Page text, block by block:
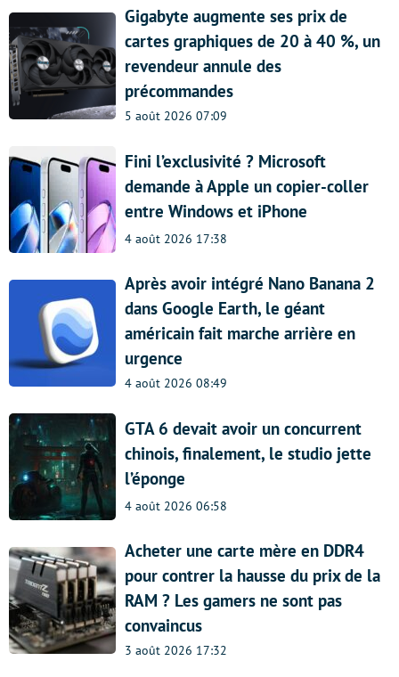
Gigabyte augmente ses prix de
cartes graphiques de 20 à 40 %, un
revendeur annule des
précommandes
5 août 2026 07:09
Fini l’exclusivité ? Microsoft
demande à Apple un copier-coller
entre Windows et iPhone
4 août 2026 17:38
Après avoir intégré Nano Banana 2
dans Google Earth, le géant
américain fait marche arrière en
urgence
4 août 2026 08:49
GTA 6 devait avoir un concurrent
chinois, finalement, le studio jette
l’éponge
4 août 2026 06:58
Acheter une carte mère en DDR4
pour contrer la hausse du prix de la
RAM ? Les gamers ne sont pas
convaincus
3 août 2026 17:32